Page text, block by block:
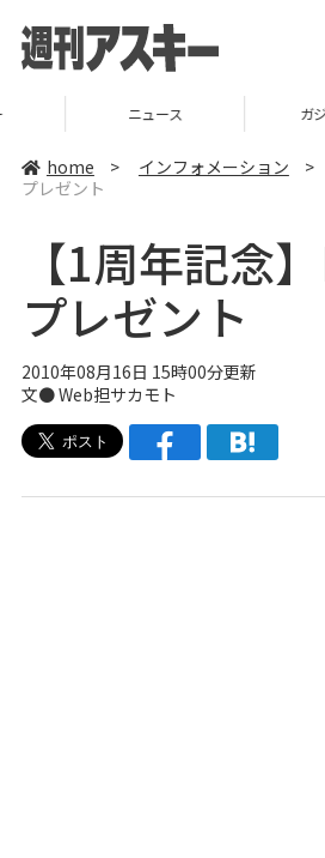
ガジェット
home > インフォメーション >
プレゼント
【1周年記念
プレゼント
2010年08月16日 15時00分更新
文● Web担サカモト